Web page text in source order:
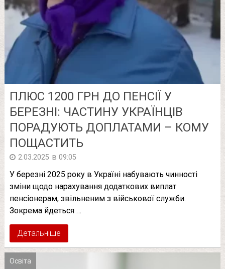
ПЛЮС 1200 ГРН ДО ПЕНСІЇ У
БЕРЕЗНІ: ЧАСТИНУ УКРАЇНЦІВ
ПОРАДУЮТЬ ДОПЛАТАМИ – КОМУ
ПОЩАСТИТЬ
2.03.2025 в 09:05
У березні 2025 року в Україні набувають чинності
зміни щодо нарахування додаткових виплат
пенсіонерам, звільненим з військової служби.
Зокрема йдеться …
Детальніше
Освіта